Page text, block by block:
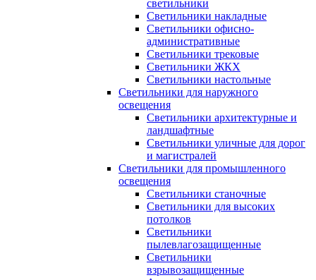
светильники
Светильники накладные
Светильники офисно-
административные
Светильники трековые
Светильники ЖКХ
Светильники настольные
Светильники для наружного
освещения
Светильники архитектурные и
ландшафтные
Светильники уличные для дорог
и магистралей
Светильники для промышленного
освещения
Светильники станочные
Светильники для высоких
потолков
Светильники
пылевлагозащищенные
Светильники
взрывозащищенные